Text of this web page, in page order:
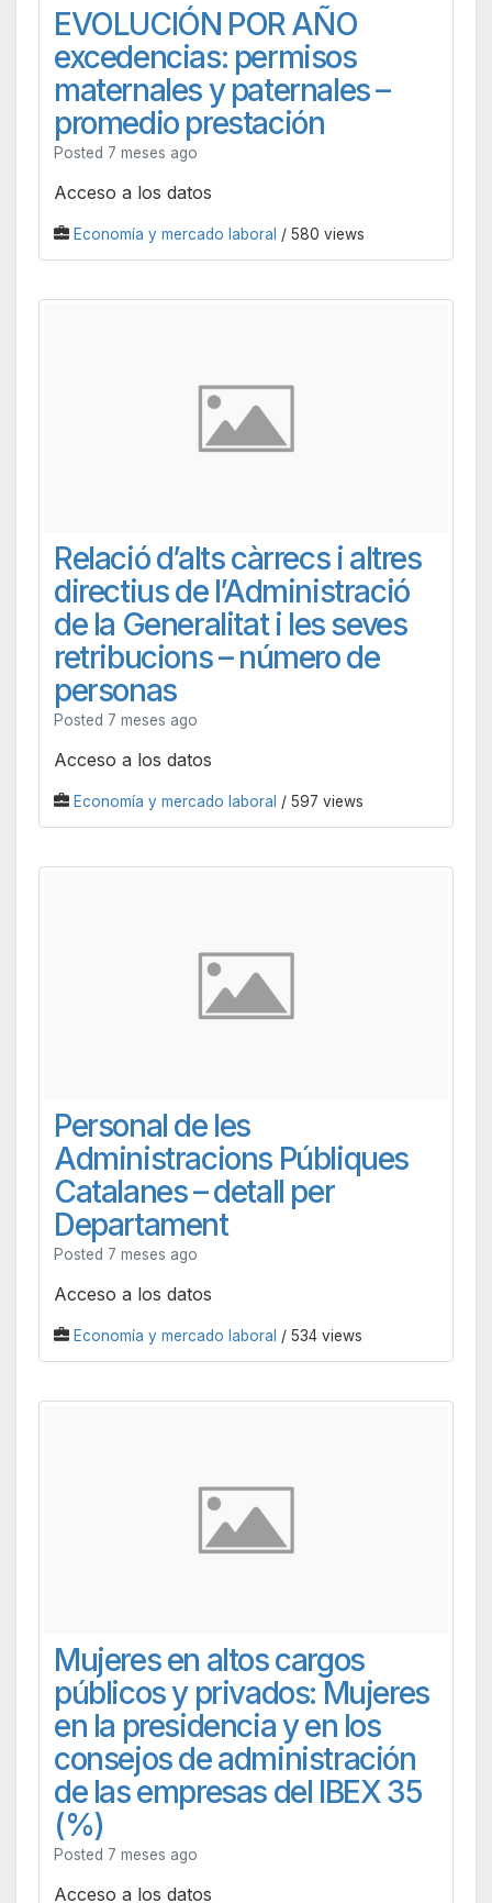
EVOLUCIÓN POR AÑO
excedencias: permisos
maternales y paternales –
promedio prestación
Posted 7 meses ago
Acceso a los datos
Economía y mercado laboral / 580 views
Relació d’alts càrrecs i altres
directius de l’Administració
de la Generalitat i les seves
retribucions – número de
personas
Posted 7 meses ago
Acceso a los datos
Economía y mercado laboral / 597 views
Personal de les
Administracions Públiques
Catalanes – detall per
Departament
Posted 7 meses ago
Acceso a los datos
Economía y mercado laboral / 534 views
Mujeres en altos cargos
públicos y privados: Mujeres
en la presidencia y en los
consejos de administración
de las empresas del IBEX 35
(%)
Posted 7 meses ago
Acceso a los datos